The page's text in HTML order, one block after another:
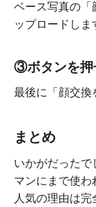
ベース写真の「
ップロードしま
③ボタンを押
最後に「顔交換
まとめ
いかがだったで
マンにまで使わ
人気の理由は